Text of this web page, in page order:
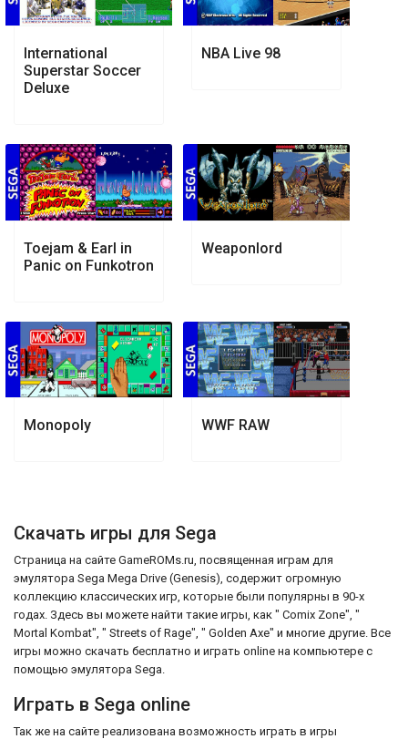
International
Superstar Soccer
Deluxe
NBA Live 98
Toejam & Earl in
Panic on Funkotron
Weaponlord
Monopoly WWF RAW
Скачать игры для Sega
Страница на сайте GameROMs.ru, посвященная играм для
эмулятора Sega Mega Drive (Genesis), содержит огромную
коллекцию классических игр, которые были популярны в 90-х
годах. Здесь вы можете найти такие игры, как " Comix Zone", "
Mortal Kombat", " Streets of Rage", " Golden Axe" и многие другие. Все
игры можно скачать бесплатно и играть online на компьютере с
помощью эмулятора Sega.
Играть в Sega online
Так же на сайте реализована возможность играть в игры